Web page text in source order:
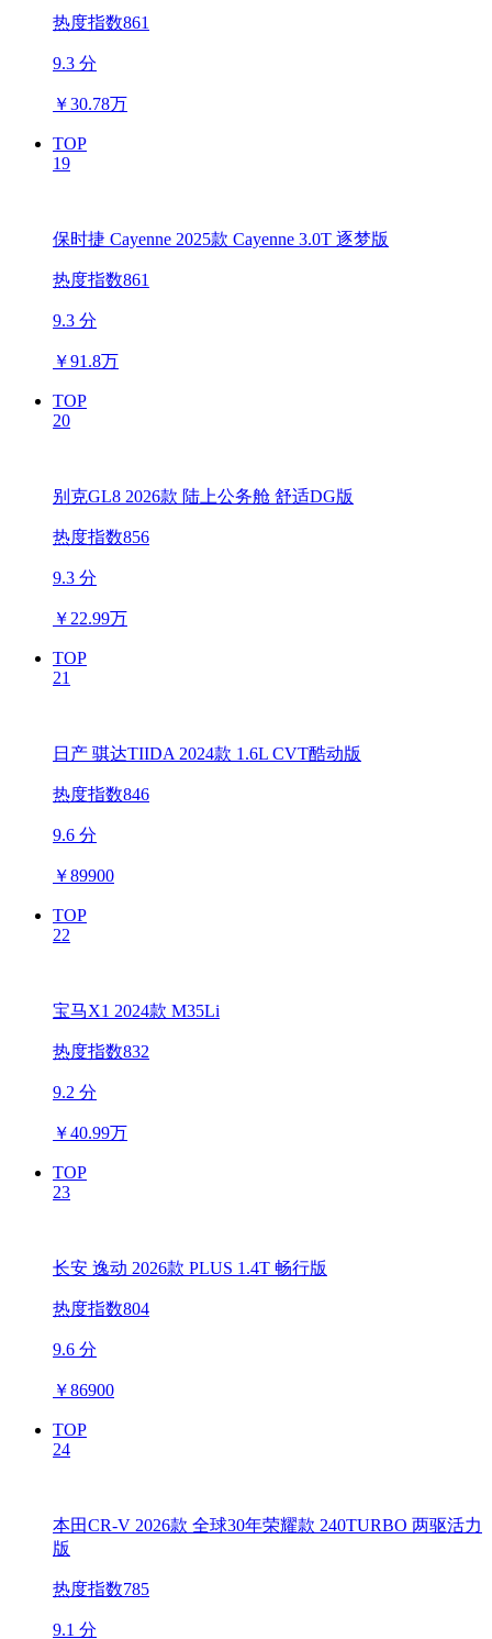
热度指数861
9.3 分
￥30.78万
TOP
19
保时捷 Cayenne 2025款 Cayenne 3.0T 逐梦版
热度指数861
9.3 分
￥91.8万
TOP
20
别克GL8 2026款 陆上公务舱 舒适DG版
热度指数856
9.3 分
￥ 22.99万
TOP
21
日产 骐达TIIDA 2024款 1.6L CVT酷动版
热度指数846
9.6 分
￥89900
TOP
22
宝马X1 2024款 M35Li
热度指数832
9.2 分
￥40.99万
TOP
23
长安 逸动 2026款 PLUS 1.4T 畅行版
热度指数804
9.6 分
￥86900
TOP
24
本田CR-V 2026款 全球30年荣耀款 240TURBO 两驱活力
版
热度指数785
9.1 分